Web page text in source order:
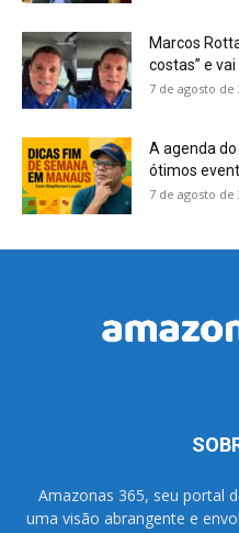
Marcos
costas” e
7 de agosto de
A agenda
ótimos
7 de agosto de
Amazonas 365, seu portal
uma visão abrangente e